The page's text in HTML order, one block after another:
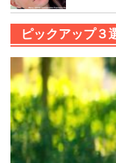
ピックアップ３